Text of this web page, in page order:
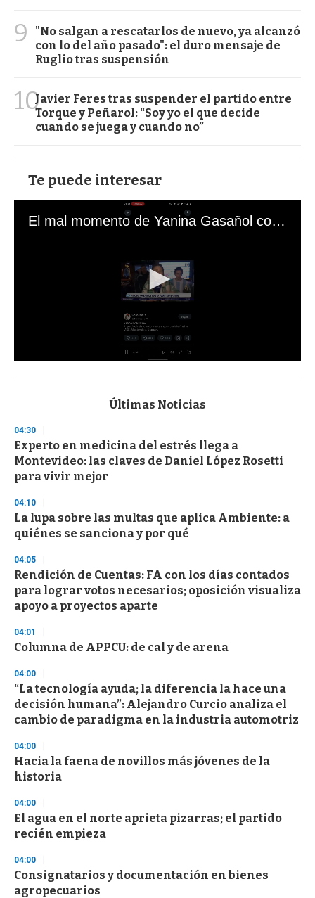
9
"No salgan a rescatarlos de nuevo, ya alcanzó
con lo del año pasado": el duro mensaje de
Ruglio tras suspensión
10Javier Feres tras suspender el partido entre
Torque y Peñarol: “Soy yo el que decide
cuando se juega y cuando no”
Te puede interesar
El mal momento de Yanina Gasañol con un hincha argentino en "Subrayado"
s
d
s
o
f
3
s
e
c
o
d
s
Últimas Noticias
04:30
Experto en medicina del estrés llega a
Montevideo: las claves de Daniel López Rosetti
para vivir mejor
04:10
La lupa sobre las multas que aplica Ambiente: a
quiénes se sanciona y por qué
04:05
Rendición de Cuentas: FA con los días contados
para lograr votos necesarios; oposición visualiza
apoyo a proyectos aparte
04:01
Columna de APPCU: de cal y de arena
04:00
“La tecnología ayuda; la diferencia la hace una
decisión humana”: Alejandro Curcio analiza el
cambio de paradigma en la industria automotriz
04:00
Hacia la faena de novillos más jóvenes de la
historia
04:00
El agua en el norte aprieta pizarras; el partido
recién empieza
04:00
Consignatarios y documentación en bienes
agropecuarios